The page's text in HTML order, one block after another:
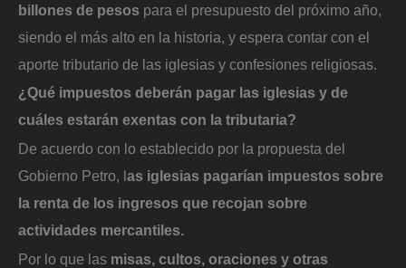
billones de pesos para el presupuesto del próximo año,
siendo el más alto en la historia, y espera contar con el
aporte tributario de las iglesias y confesiones religiosas.
¿Qué impuestos deberán pagar las iglesias y de
cuáles estarán exentas con la tributaria?
De acuerdo con lo establecido por la propuesta del
Gobierno Petro, las iglesias pagarían impuestos sobre
la renta de los ingresos que recojan sobre
actividades mercantiles.
Por lo que las misas, cultos, oraciones y otras